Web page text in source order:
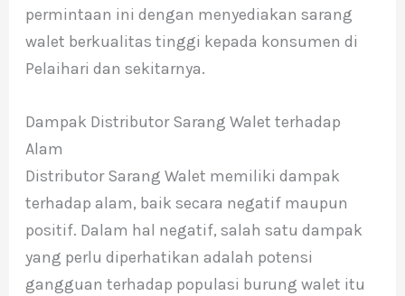
permintaan ini dengan menyediakan sarang
walet berkualitas tinggi kepada konsumen di
Pelaihari dan sekitarnya.
Dampak Distributor Sarang Walet terhadap
Alam
Distributor Sarang Walet memiliki dampak
terhadap alam, baik secara negatif maupun
positif. Dalam hal negatif, salah satu dampak
yang perlu diperhatikan adalah potensi
gangguan terhadap populasi burung walet itu